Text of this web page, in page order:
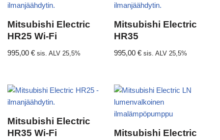
Mitsubishi Electric
HR25 Wi-Fi
995,00 € sis. ALV 25,5%
Mitsubishi Electric
HR35
995,00€ sis. ALV 25,5%
Mitsubishi Electric
HR35 Wi-Fi
Mitsubishi Electric